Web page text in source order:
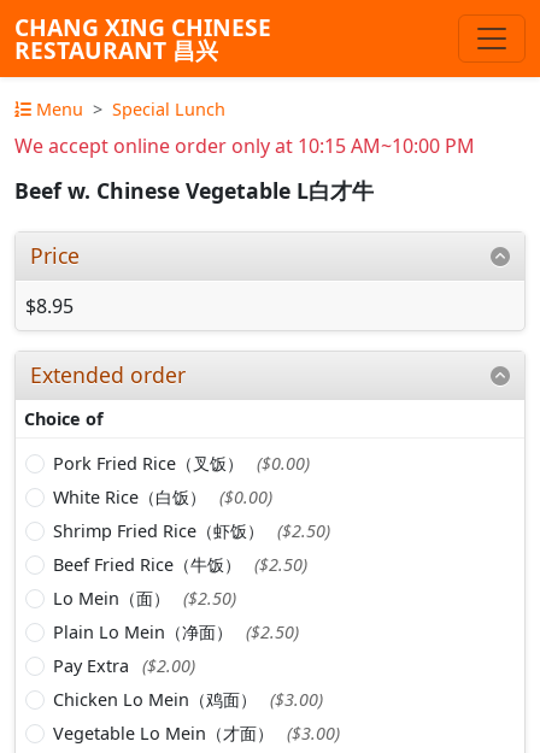
CHANG XING CHINESE
RESTAURANT 昌兴
Menu Special Lunch
We accept online order only at 10:15 AM~10:00 PM
Beef w. Chinese Vegetable L白才牛
Price
$8.95
Extended order
Choice of
Pork Fried Rice（叉饭）
($0.00)
White Rice（白饭）
($0.00)
Shrimp Fried Rice（虾饭）
($2.50)
Beef Fried Rice（牛饭）
($2.50)
Lo Mein（面）
($2.50)
Plain Lo Mein（净面）
($2.50)
Pay Extra
($2.00)
Chicken Lo Mein（鸡面）
($3.00)
Vegetable Lo Mein（才面）
($3.00)